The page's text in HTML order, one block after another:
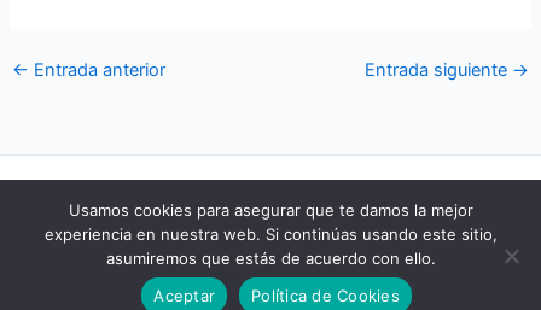
← Entrada anterior Entrada siguiente →
POLÍTICA DE PRIVACIDAD
AVISO LEGAL
CONTACTO
Usamos cookies para asegurar que te damos la mejor
experiencia en nuestra web. Si continúas usando este sitio,
asumiremos que estás de acuerdo con ello.
Aceptar
Política de Cookies